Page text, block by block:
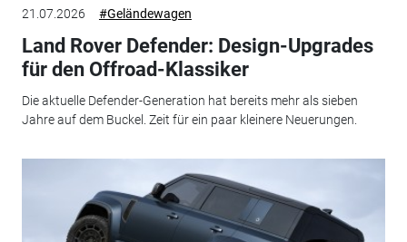
21.07.2026 #Geländewagen
Land Rover Defender: Design-Upgrades
für den Offroad-Klassiker
Die aktuelle Defender-Generation hat bereits mehr als sieben
Jahre auf dem Buckel. Zeit für ein paar kleinere Neuerungen.